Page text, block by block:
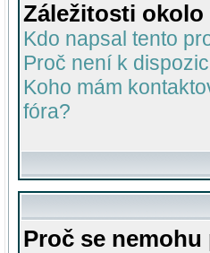
Záležitosti okolo
Kdo napsal tento
Proč není k
Koho mám
fóra?
Proč se